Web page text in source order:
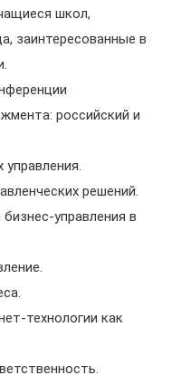
школ,
заинтересованные в
российский и
решений.
управления в
технологии как